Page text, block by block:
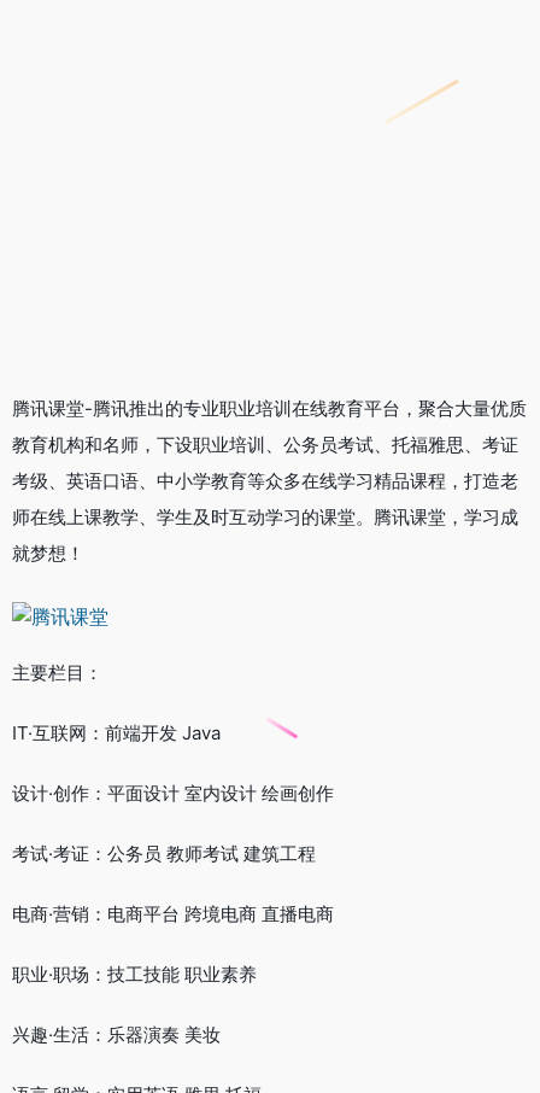
腾讯课堂-腾讯推出的专业职业培训在线教育平台，聚合大量优质
教育机构和名师，下设职业培训、公务员考试、托福雅思、考证
考级、英语口语、中小学教育等众多在线学习精品课程，打造老
师在线上课教学、学生及时互动学习的课堂。腾讯课堂，学习成
就梦想！
主要栏目：
IT·互联网：前端开发 Java
设计·创作：平面设计 室内设计 绘画创作
考试·考证：公务员 教师考试 建筑工程
电商·营销：电商平台 跨境电商 直播电商
职业·职场：技工技能 职业素养
兴趣·生活：乐器演奏 美妆